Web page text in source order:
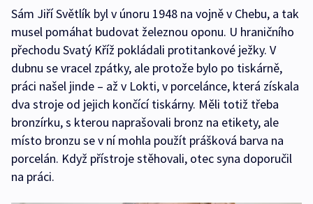
Sám Jiří Světlík byl v únoru 1948 na vojně v Chebu, a tak
musel pomáhat budovat železnou oponu. U hraničního
přechodu Svatý Kříž pokládali protitankové ježky. V
dubnu se vracel zpátky, ale protože bylo po tiskárně,
práci našel jinde – až v Lokti, v porcelánce, která získala
dva stroje od jejich končící tiskárny. Měli totiž třeba
bronzírku, s kterou naprašovali bronz na etikety, ale
místo bronzu se v ní mohla použít prášková barva na
porcelán. Když přístroje stěhovali, otec syna doporučil
na práci.